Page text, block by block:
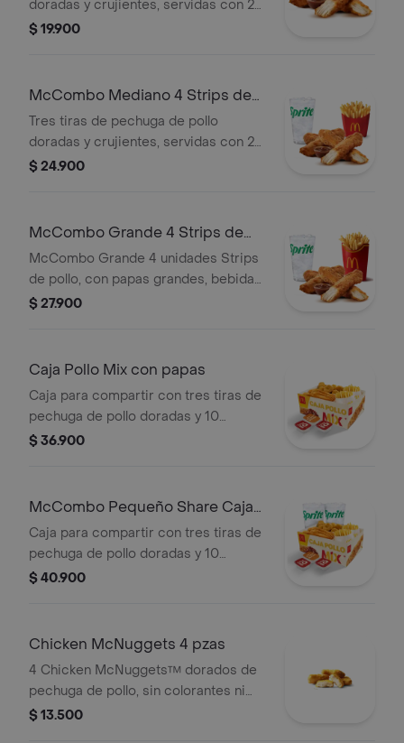
doradas y crujientes, servidas con 2
salsas a elección y según
$ 19.900
McCombo Mediano 4 Strips de
Pollo
Tres tiras de pechuga de pollo
doradas y crujientes, servidas con 2
salsas a elección y según
mediana a elección.
$ 24.900
McCombo Grande 4 Strips de
Pollo
McCombo Grande 4 unidades Strips
de pollo, con papas grandes, bebida
grande y dos salsas a elección.
$ 27.900
Caja Pollo Mix con papas
Caja para compartir con tres tiras de
pechuga de pollo doradas y 10
Chicken McNuggets™ dorados de
acompañados de 2 papas fritas
pequeñas crujientes y 3 salsas a
elección y según disponibilidad.
$ 36.900
McCombo Pequeño Share Caja
Pollo Mix
Caja para compartir con tres tiras de
pechuga de pollo doradas y 10
Chicken McNuggets™ dorados de
acompañados de 2 papas fritas
pequeñas crujientes, 2 bebidas
pequeñas frías a elección y 3 salsas a
elección y según disponibilidad.
$ 40.900
Chicken McNuggets 4 pzas
4 Chicken McNuggets™ dorados de
pechuga de pollo, sin colorantes ni
conservantes artificiales.
$ 13.500